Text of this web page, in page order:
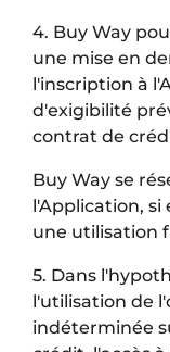
4. Buy Way
une mise en
l'inscription à
d'exigibilité
contrat de
Buy Way se
l'Application, si
une utilisation
5. Dans
l'utilisation de
indéterminée